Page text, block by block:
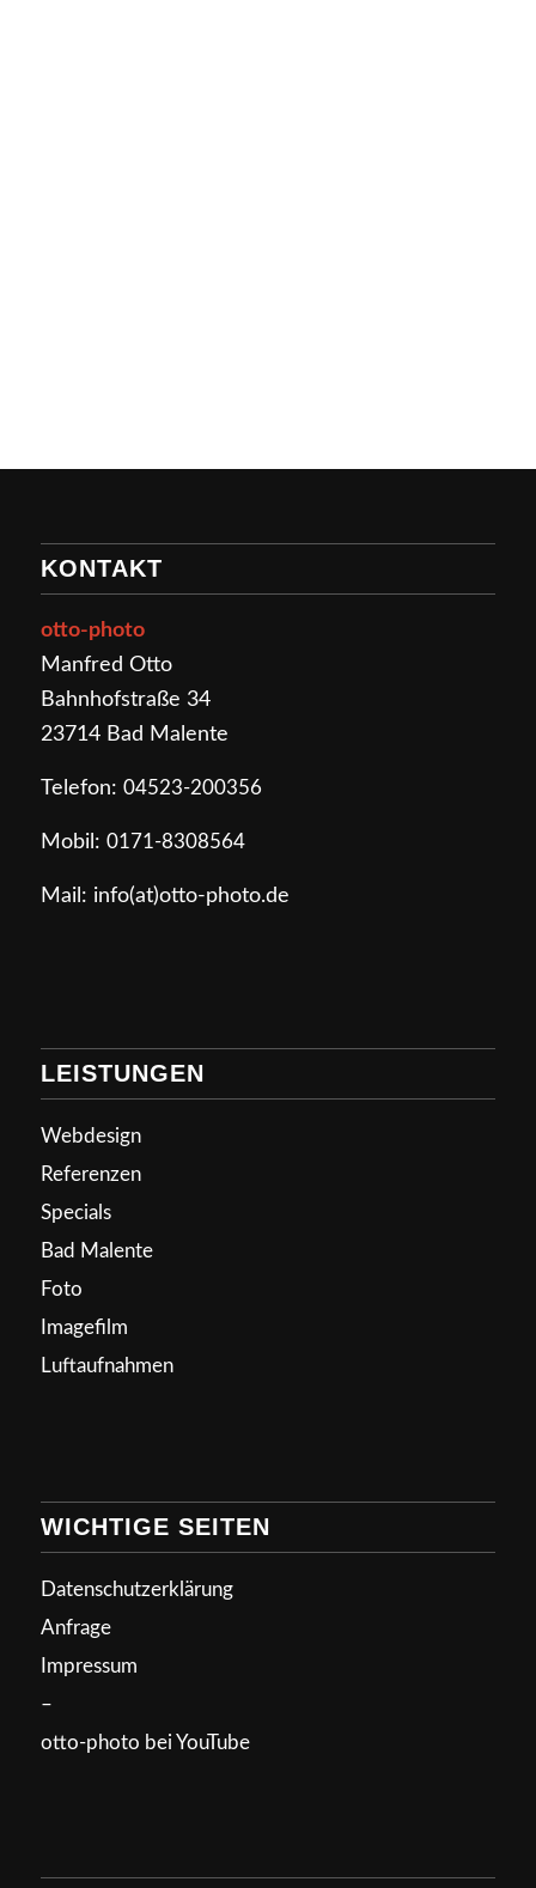
KONTAKT
otto-photo
Manfred Otto
Bahnhofstraße 34
23714 Bad Malente
Telefon: 04523-200356
Mobil: 0171-8308564
Mail: info(at)otto-photo.de
LEISTUNGEN
Webdesign
Referenzen
Specials
Bad Malente
Foto
Imagefilm
Luftaufnahmen
WICHTIGE SEITEN
Datenschutzerklärung
Anfrage
Impressum
–
otto-photo bei YouTube